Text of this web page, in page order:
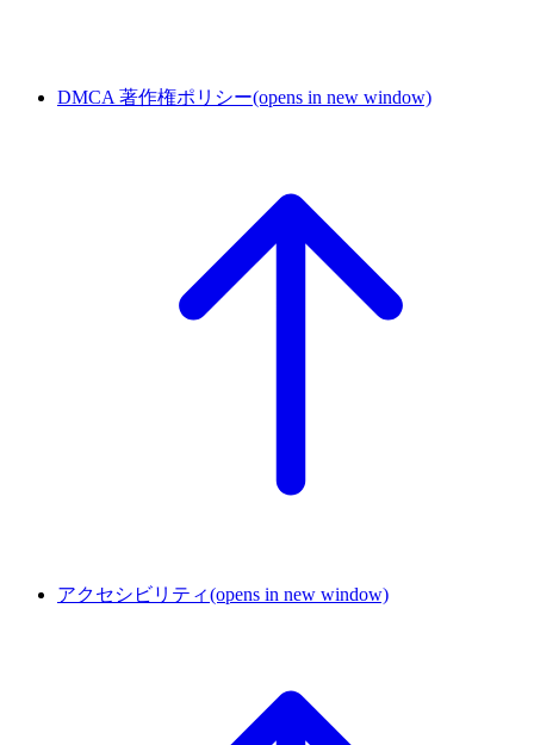
DMCA 著作権ポリシー(opens in new window)
アクセシビリティ(opens in new window)